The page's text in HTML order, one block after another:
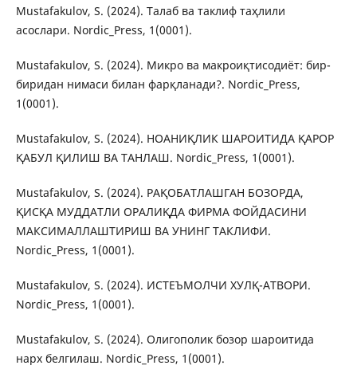
Mustafakulov, S. (2024). Талаб ва таклиф таҳлили
асослари. Nordic_Press, 1(0001).
Mustafakulov, S. (2024). Микро ва макроиқтисодиёт: бир-
биридан нимаси билан фарқланади?. Nordic_Press,
1(0001).
Mustafakulov, S. (2024). НОАНИҚЛИК ШАРОИТИДА ҚАРОР
ҚАБУЛ ҚИЛИШ ВА ТАНЛАШ. Nordic_Press, 1(0001).
Mustafakulov, S. (2024). РАҚОБАТЛАШГАН БОЗОРДА,
ҚИСҚА МУДДАТЛИ ОРАЛИҚДА ФИРМА ФОЙДАСИНИ
МАКСИМАЛЛАШТИРИШ ВА УНИНГ ТАКЛИФИ.
Nordic_Press, 1(0001).
Mustafakulov, S. (2024). ИСТЕЪМОЛЧИ ХУЛҚ-АТВОРИ.
Nordic_Press, 1(0001).
Mustafakulov, S. (2024). Олигополик бозор шароитида
нарх белгилаш. Nordic_Press, 1(0001).